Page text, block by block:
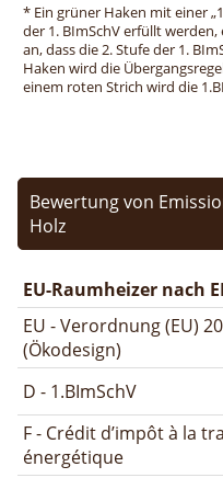
* Ein grüner Haken mit einer
der 1. BImSchV erfüllt
an, dass die 2. Stufe der 1.
Haken wird die
einem roten Strich wird die
Bewertung von
Holz
EU-Raumheizer nach
EU - Verordnung (EU)
(Ökodesign)
D - 1.BImSchV
F - Crédit d’impôt à la
énergétique